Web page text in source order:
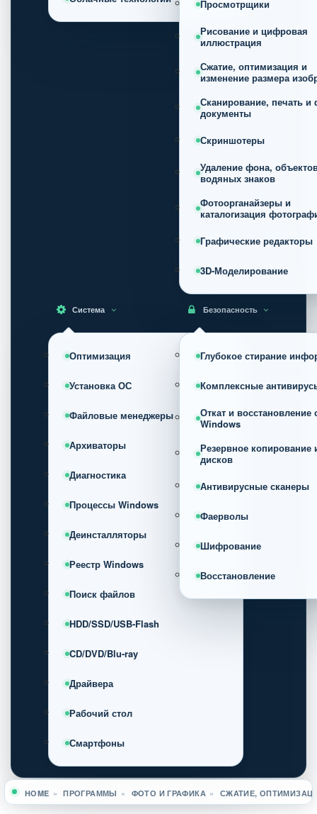
Просмотрщики
Рисование и цифровая
иллюстрация
Сжатие, оптимизация и
изменение размера
Сканирование, печать и
документы
Скриншотеры
Удаление фона,
водяных знаков
Фотоорганайзеры и
каталогизация
Графические редакторы
3D-Моделирование
Система
Оптимизация
Установка ОС
Файловые менеджеры
Архиваторы
Диагностика
Процессы Windows
Деинсталляторы
Реестр Windows
Поиск файлов
HDD/SSD/USB-Flash
CD/DVD/Blu-ray
Драйвера
Рабочий стол
Смартфоны
Безопасность
Глубокое стирание
Комплексные
Откат и восстановление
Windows
Резервное копирование
дисков
Антивирусные сканеры
Фаерволы
Шифрование
Восстановление
Вы здесь
HOME » ПРОГРАММЫ » ФОТО И ГРАФИКА » СЖАТИЕ,